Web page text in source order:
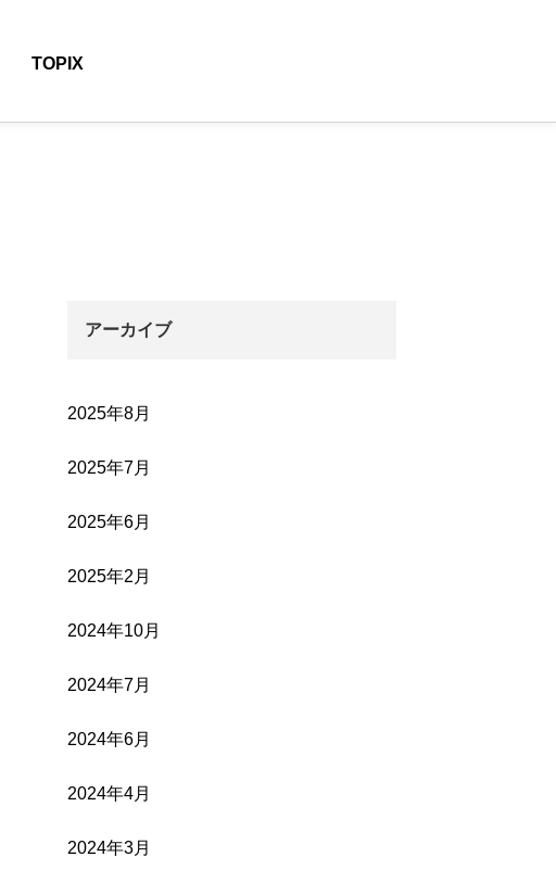
TOPIX
アーカイブ
2025年8月
2025年7月
2025年6月
2025年2月
2024年10月
2024年7月
2024年6月
2024年4月
2024年3月